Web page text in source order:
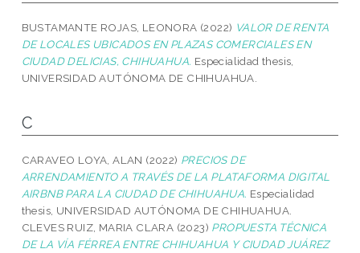
BUSTAMANTE ROJAS, LEONORA (2022) VALOR DE RENTA
DE LOCALES UBICADOS EN PLAZAS COMERCIALES EN
CIUDAD DELICIAS, CHIHUAHUA. Especialidad thesis,
UNIVERSIDAD AUTÓNOMA DE CHIHUAHUA.
C
CARAVEO LOYA, ALAN (2022) PRECIOS DE
ARRENDAMIENTO A TRAVÉS DE LA PLATAFORMA DIGITAL
AIRBNB PARA LA CIUDAD DE CHIHUAHUA. Especialidad
thesis, UNIVERSIDAD AUTÓNOMA DE CHIHUAHUA.
CLEVES RUIZ, MARIA CLARA (2023) PROPUESTA TÉCNICA
DE LA VÍA FÉRREA ENTRE CHIHUAHUA Y CIUDAD JUÁREZ